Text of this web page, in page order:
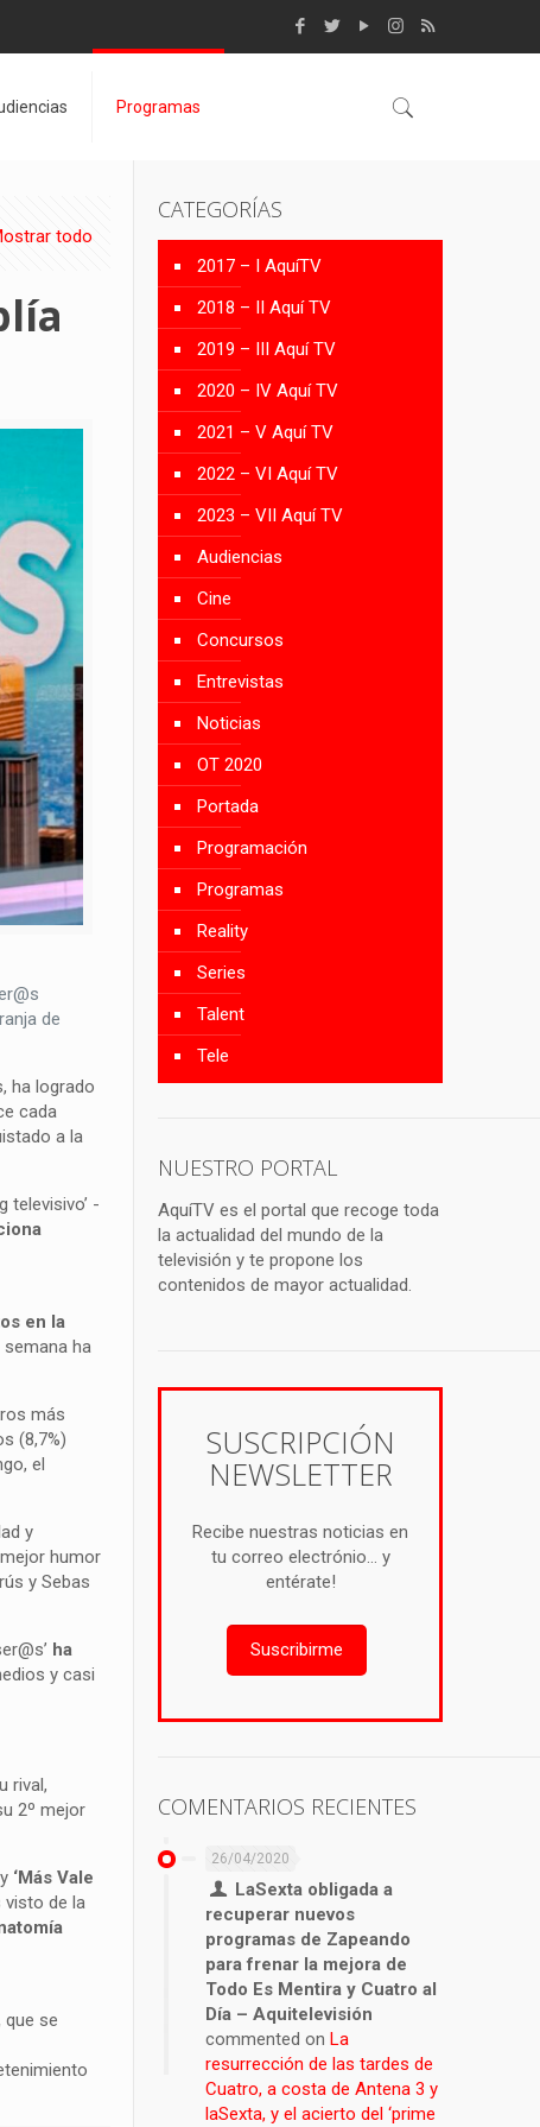
Programas
todo
de
ha logrado
cada
a la
televisivo’ -
en la
ha
más
(8,7%)
el
y
humor
y Sebas
ha
y casi
rival,
2º mejor
‘Más Vale
de la
que se
CATEGORÍAS
2017 – I AquíTV
2018 – II Aquí TV
2019 – III Aquí TV
2020 – IV Aquí TV
2021 – V Aquí TV
2022 – VI Aquí TV
2023 – VII Aquí TV
Audiencias
Cine
Concursos
Entrevistas
Noticias
OT 2020
Portada
Programación
Programas
Reality
Series
Talent
Tele
NUESTRO PORTAL
AquíTV es el portal que recoge toda
la actualidad del mundo de la
televisión y te propone los
contenidos de mayor actualidad.
SUSCRIPCIÓN
NEWSLETTER
Recibe nuestras noticias en
tu correo electrónio... y
entérate!
Suscribirme
COMENTARIOS RECIENTES
26/04/2020
LaSexta obligada a
recuperar nuevos
programas de Zapeando
para frenar la mejora de
Todo Es Mentira y Cuatro al
Día – Aquitelevisión
commented onLa
resurrección de las tardes de
Cuatro, a costa de Antena 3 y
laSexta, y el acierto del ‘prime